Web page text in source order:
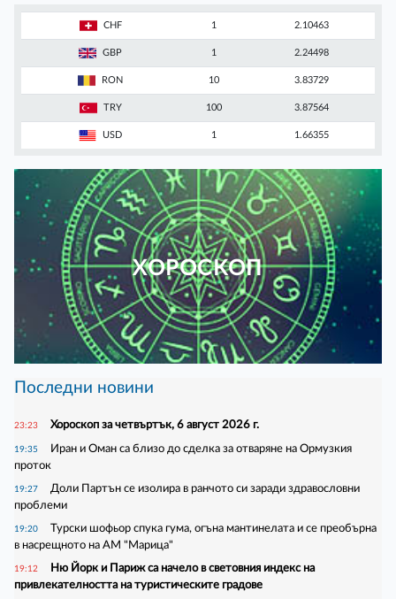
CHF 1 2.10463
GBP 1 2.24498
RON 10 3.83729
TRY 100 3.87564
USD 1 1.66355
ХОРОСКОП
Последни новини
23:23 Хороскоп за четвъртък, 6 август 2026 г.
19:35
Иран и Оман са близо до сделка за отваряне на Ормузкия
проток
19:27
Доли Партън се изолира в ранчото си заради здравословни
проблеми
19:20
Турски шофьор спука гума, огъна мантинелата и се преобърна
в насрещното на АМ "Марица"
19:12
Ню Йорк и Париж са начело в световния индекс на
привлекателността на туристическите градове